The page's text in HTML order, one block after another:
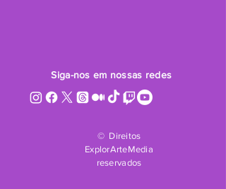
Siga-nos em nossas redes
© Direitos
ExplorArteMedia
reservados